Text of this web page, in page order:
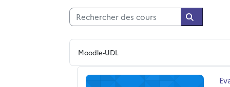
Rechercher des cours
Moodle-UDL
Evaluation des enseignements du 2er